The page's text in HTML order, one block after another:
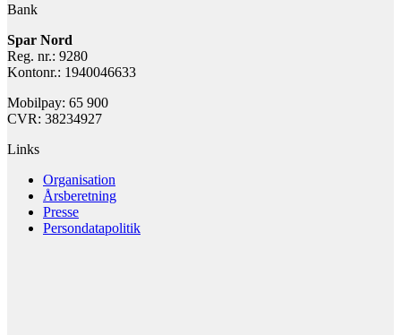
Bank
Spar Nord
Reg. nr.: 9280
Kontonr.: 1940046633
Mobilpay: 65 900
CVR: 38234927
Links
Organisation
Årsberetning
Presse
Persondatapolitik